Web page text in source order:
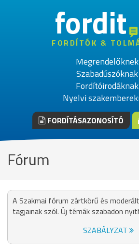
fordit
FORDÍTÓK &
Megrendelőknek
Szabadúszóknak
Fordítóirodáknak
Nyelvi
FORDÍTÁSAZONOSÍTÓ
Fórum
A Szakmai fórum zártkörű és
tagjainak szól. Új témák szabadon
SZABÁLYZAT